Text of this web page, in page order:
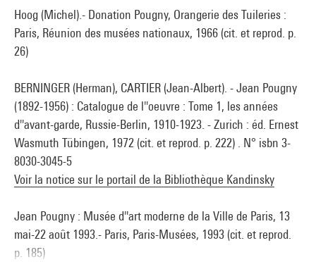
Hoog (Michel).- Donation Pougny, Orangerie des Tuileries :
Paris, Réunion des musées nationaux, 1966 (cit. et reprod. p.
26)
BERNINGER (Herman), CARTIER (Jean-Albert). - Jean Pougny
(1892-1956) : Catalogue de l''oeuvre : Tome 1, les années
d''avant-garde, Russie-Berlin, 1910-1923. - Zurich : éd. Ernest
Wasmuth Tübingen, 1972 (cit. et reprod. p. 222) . N° isbn 3-
8030-3045-5
Voir la notice sur le portail de la Bibliothèque Kandinsky
Jean Pougny : Musée d''art moderne de la Ville de Paris, 13
mai-22 août 1993.- Paris, Paris-Musées, 1993 (cit. et reprod.
p. 185)